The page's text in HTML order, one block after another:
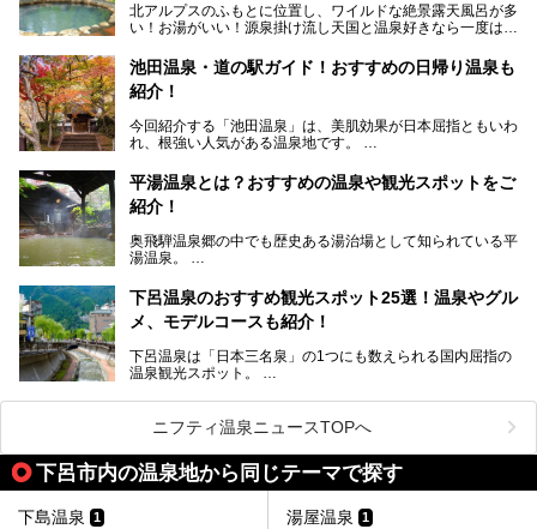
岐阜の手仕事に触れる旅とともに楽しんでみてはいかがでし
ょう！
───
提供元：岐阜県【PR】
この記事は岐阜県のPR記事です。
北アルプスのふもとに位置し、ワイルドな絶景露天風呂が多
い！お湯がいい！源泉掛け流し天国と温泉好きなら一度は行
「平湯温泉」「福地温泉」「新平湯温泉」「栃尾温泉」「新
穂高温泉」と5つの温泉地を総称して奥飛騨温泉郷と呼びま
風呂を5ヶ所ご紹介したいと思います。いずれも素晴らしい
温泉ですよ！
池田温泉・道の駅ガイド！おすすめの日帰り温泉も
紹介！
今回紹介する「池田温泉」は、美肌効果が日本屈指ともいわ
れ、根強い人気がある温泉地です。
温泉旅として利用することができます。
池田温泉には道の駅があるなど、温泉、観光、買い物と、さ
そんな池田温泉の魅力を詳しく紹介していきます！
平湯温泉とは？おすすめの温泉や観光スポットをご
紹介！
奥飛騨温泉郷の中でも歴史ある湯治場として知られている平
湯温泉。
らの利用客も増え、ますます賑わいを見せています。そこで
今回は、平湯温泉の観光スポットとおすすめの温泉施設を紹
介します。気になる温泉をぜひチェックしてみてください。
下呂温泉のおすすめ観光スポット25選！温泉やグル
メ、モデルコースも紹介！
下呂温泉は「日本三名泉」の1つにも数えられる国内屈指の
温泉観光スポット。
のグルメを楽しんだり、周辺にある名所にも足を伸ばしたり
したいもの。
本記事では、下呂温泉エリアにあるおすすめの観光スポット
をご紹介するとともに散策する際のモデルコースもご提案。
下呂温泉観光をたっぷりとガイドします！
ニフティ温泉ニュースTOPへ
下呂市内の温泉地から同じテーマで探す
下島温泉 1 湯屋温泉 1